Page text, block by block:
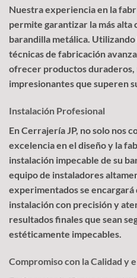
Nuestra experiencia en la
permite garantizar la más alta
barandilla metálica.
técnicas de fabricación
ofrecer productos
impresionantes que superen
Instalación Profesional
En Cerrajería JP, no solo nos
excelencia en el diseño y la
instalación impecable de su
equipo de instaladores
experimentados se encargará
instalación con precisión y
resultados finales que sean
estéticamente impecables.
Compromiso con la Calidad y